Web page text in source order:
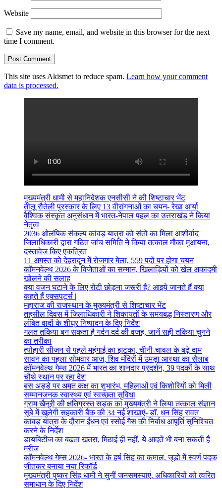
Website
Save my name, email, and website in this browser for the next
time I comment.
This site uses Akismet to reduce spam. Learn how your comment
data is processed.
मुख्यमंत्री धामी से महानिदेशक एनसीसी ने की शिष्टाचार भेंट
तीलू रौतेली पुरस्कार के लिए 13 वीरांगनाओं का चयन- रेखा आर्या
वैश्विक संस्कृत अनुसंधान में भारत-नेपाल पहल का उत्तराखंड ने किया
नेतृत्व
2036 ओलंपिक संकल्प कांवड़ यात्रा को संतों का मिला आशीर्वाद
जिलाधिकारी द्वारा गठित जांच समिति ने किया तत्काल मौका मुआयना,
दस्तावेज किए एकत्रित
11 अगस्त को देहरादून में रोजगार मेला, 559 पदों पर होगा चयन
कॉमनवेल्थ 2026 के विजेताओं का सम्मान, खिलाड़ियों को खेल अकादमी
खोलने की सलाह
क्या वजन घटाने के लिए रोटी छोड़ना जरूरी है? आइये जानते हैं क्या
कहते हैं एक्सपर्ट्स |
महाराज की राजस्थान के मुख्यमंत्री से शिष्टाचार भेंट
तहसील दिवस में जिलाधिकारी ने शिकायतों के समयबद्ध निस्तारण और
लंबित वादों के शीघ्र निष्पादन के दिए निर्देश
गलत तकिया बन सकता है गर्दन दर्द की वजह, जानें सही तकिया चुनने
का तरीका
त्योहारी सीजन से पहले महंगाई का झटका, चीनी-चावल के बढ़े दाम
सावन का पहला सोमवार आज, शिव मंदिरों में उमड़ा आस्था का सैलाब
कॉमनवेल्थ गेम्स 2026 में भारत का शानदार प्रदर्शन, 39 पदकों के साथ
चौथे स्थान पर रहा देश
बस अड्डे पर अमृत कक्ष का शुभारंभ, महिलाओं एवं किशोरियों को मिली
सम्मानजनक स्वास्थ्य एवं स्वच्छता सुविधा
ग्राम खैनूरी की क्षतिग्रस्त सड़क का मुख्यमंत्री ने लिया तत्काल संज्ञान
सूबे में खुलेगी सहकारी बैंक की 34 नई शाखाएं- डाॅ. धन सिंह रावत
कांवड़ यात्रा के दौरान ईंधन एवं रसोई गैस की निर्बाध आपूर्ति सुनिश्चित
करने के निर्देश
डायबिटीज का बढ़ता खतरा, मिठाई ही नहीं, ये आदतें भी बना सकती हैं
मरीज
कॉमनवेल्थ गेम्स 2026- भारत के हर्ष सिंह का कमाल, जूडो में स्वर्ण पदक
जीतकर बनाया नया रिकॉर्ड
मुख्यमंत्री पुष्कर सिंह धामी ने सुनीं जनसमस्याएं, अधिकारियों को त्वरित
समाधान के दिए निर्देश